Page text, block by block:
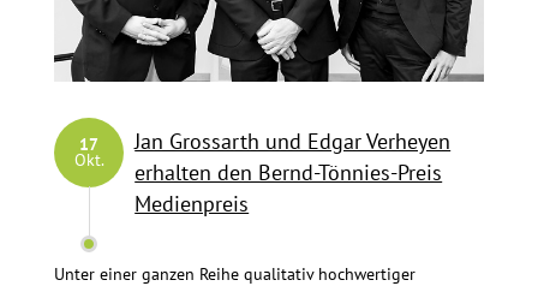
17
Okt.
Jan Grossarth und Edgar Verheyen
erhalten den Bernd-Tönnies-Preis
Medienpreis
Unter einer ganzen Reihe qualitativ hochwertiger